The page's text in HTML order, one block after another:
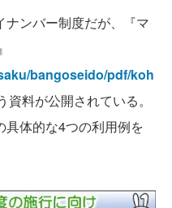
ンバー制度だが、『マ
bangoseido/pdf/koh
資料が公開されている。
具体的な4つの利用例を